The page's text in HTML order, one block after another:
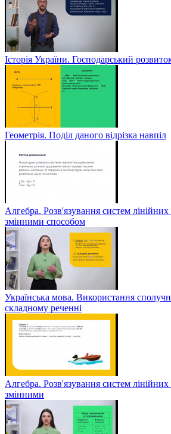
Історія України. Господарський
Геометрія. Поділ даного відрізка навпіл
Алгебра. Розв'язування систем лінійних
змінними способом
Українська мова. Використання
складному реченні
Алгебра. Розв'язування систем лінійних
змінними